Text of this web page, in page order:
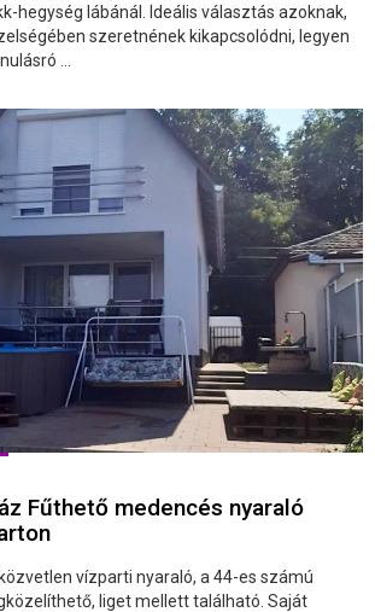
hegység lábánál. Ideális választás azoknak,
szeretnének kikapcsolódni, legyen
...
Fűthető medencés nyaraló
vízparti nyaraló, a 44-es számú
liget mellett található. Saját